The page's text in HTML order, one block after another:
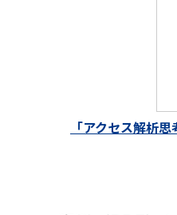
「アクセス解析